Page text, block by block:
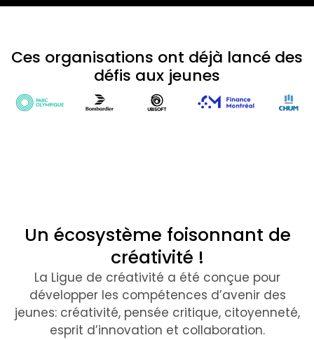
Ces organisations ont déjà lancé des
défis aux jeunes
Un écosystème foisonnant de
créativité !
La Ligue de créativité a été conçue pour
développer les compétences d’avenir des
jeunes: créativité, pensée critique, citoyenneté,
esprit d’innovation et collaboration.